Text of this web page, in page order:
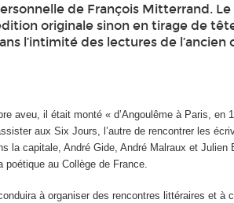
de François Mitterrand. Le
originale sinon en tirage de
l’intimité des lectures de l’ancien
aveu, il était monté « d’Angoulême à Paris, en
aux Six Jours, l’autre de rencontrer les
la capitale, André Gide, André Malraux et Julien
au Collège de France.
à organiser des rencontres littéraires et à